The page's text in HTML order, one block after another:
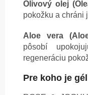
Olivový olej
pokožku a chráni
Aloe vera
pôsobí
regeneráciu
Pre koho je